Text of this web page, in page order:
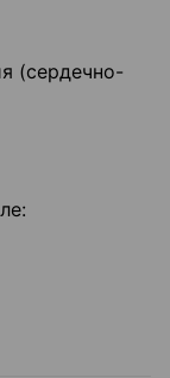
(сердечно-